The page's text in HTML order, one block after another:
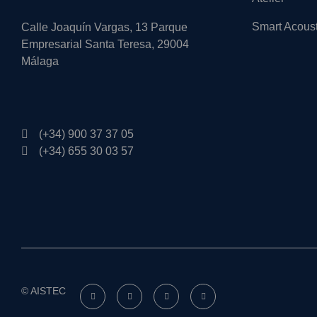
Calle Joaquín Vargas, 13 Parque
Empresarial Santa Teresa, 29004
Málaga
(+34) 900 37 37 05
(+34) 655 30 03 57
Smart
© AISTEC